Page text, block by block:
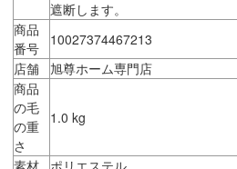
遮断します。
商品
番号
10027374467213
店舗
旭尊ホーム専門店
商品
の毛
の重
さ
1.0 kg
素材
ポリエステル